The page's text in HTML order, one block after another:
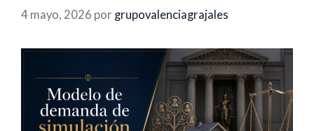
4 mayo, 2026 por grupovalenciagrajales